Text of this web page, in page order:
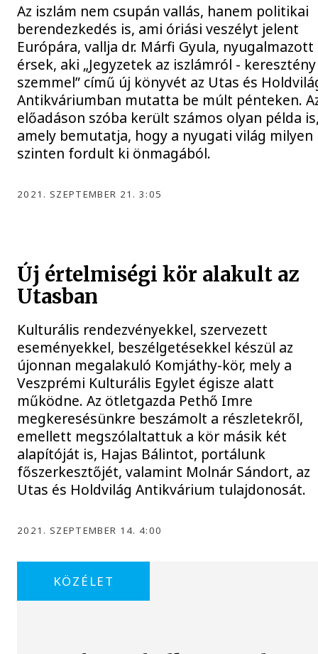
Az iszlám nem csupán vallás, hanem politikai
berendezkedés is, ami óriási veszélyt jelent
Európára, vallja dr. Márfi Gyula, nyugalmazott
érsek, aki „Jegyzetek az iszlámról - keresztény
szemmel” című új könyvét az Utas és
Antikváriumban mutatta be múlt pénteken.
előadáson szóba került számos olyan példa
amely bemutatja, hogy a nyugati világ milyen
szinten fordult ki önmagából.
2021. SZEPTEMBER 21. 3:05
Új értelmiségi kör alakult az
Utasban
Kulturális rendezvényekkel, szervezett
eseményekkel, beszélgetésekkel készül az
újonnan megalakuló Komjáthy-kör, mely a
Veszprémi Kulturális Egylet égisze alatt
működne. Az ötletgazda Pethő Imre
megkeresésünkre beszámolt a részletekről,
emellett megszólaltattuk a kör másik két
alapítóját is, Hajas Bálintot, portálunk
főszerkesztőjét, valamint Molnár Sándort, az
Utas és Holdvilág Antikvárium tulajdonosát.
2021. SZEPTEMBER 14. 4:00
KÖZÉLET